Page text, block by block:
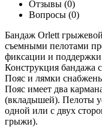
Отзывы (0)
Вопросы (0)
Бандаж Orlett
съемными пелотами
фиксации и
Конструкция бандажа
Пояс и лямки
Пояс имеет два
(вкладышей). Пелоты
одной или с двух
грыжи).